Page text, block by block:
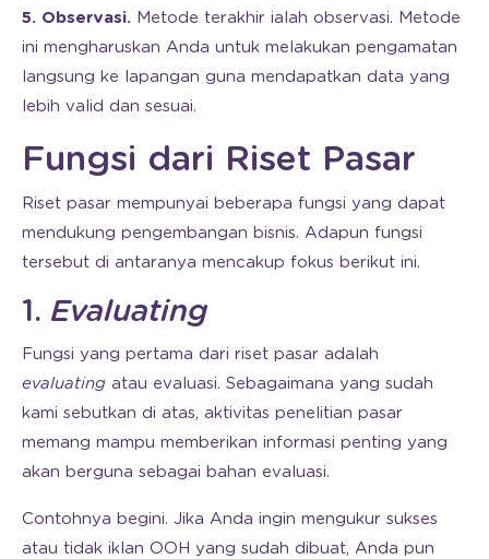
5. Observasi. Metode terakhir ialah observasi. Metode
ini mengharuskan Anda untuk melakukan pengamatan
langsung ke lapangan guna mendapatkan data yang
lebih valid dan sesuai.
Fungsi dari Riset Pasar
Riset pasar mempunyai beberapa fungsi yang dapat
mendukung pengembangan bisnis. Adapun fungsi
tersebut di antaranya mencakup fokus berikut ini.
1. Evaluating
Fungsi yang pertama dari riset pasar adalah
evaluating atau evaluasi. Sebagaimana yang sudah
kami sebutkan di atas, aktivitas penelitian pasar
memang mampu memberikan informasi penting yang
akan berguna sebagai bahan evaluasi.
Contohnya begini. Jika Anda ingin mengukur sukses
atau tidak iklan OOH yang sudah dibuat, Anda pun